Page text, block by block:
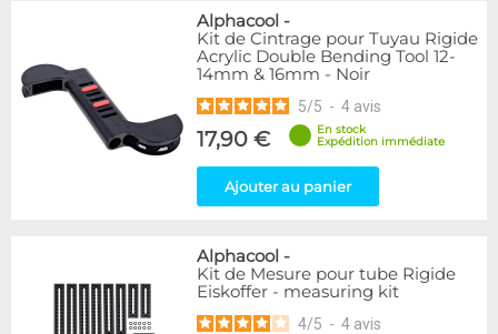
Alphacool -
Kit de Cintrage pour Tuyau Rigide
Acrylic Double Bending Tool 12-
14mm & 16mm - Noir
5/5 - 4 avis
17,90 €
En stock
Expédition immédiate
Ajouter au panier
Alphacool -
Kit de Mesure pour tube Rigide
Eiskoffer - measuring kit
4/5 - 4 avis